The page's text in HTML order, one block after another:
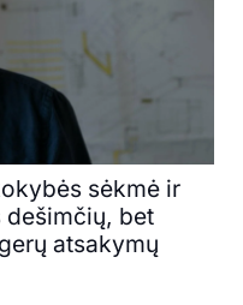
sėkmė ir
dešimčių, bet
atsakymų